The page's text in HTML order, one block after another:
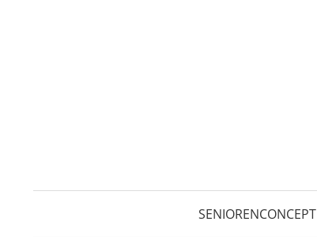
SENIORENCONCEPT